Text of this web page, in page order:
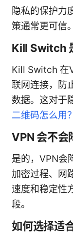
隐私的保护力
策通常更可信。
Kill Switch
Kill Switch 在
联网连接，防
数据。这对于
二维码怎么用
VPN 会不会
是的，VPN会
加密过程、网
速度和稳定性
段。
如何选择适